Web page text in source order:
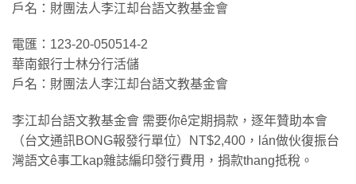
戶名：財團法人李江却台語文教基金會
電匯：123-20-050514-2
華南銀行士林分行活儲
戶名：財團法人李江却台語文教基金會
李江却台語文教基金會 需要你ê定期捐款，逐年贊助本會
（台文通訊BONG報發行單位）NT$2,400，lán做伙復振台
灣語文ê事工kap雜誌編印發行費用，捐款thang抵稅。